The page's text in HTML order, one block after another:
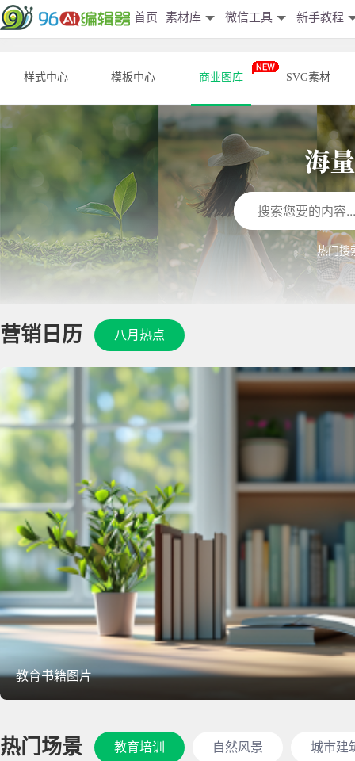
首页 素材库 微信工具 新手教程
样式中心 模板中心 商业图库 SVG素材
热门搜
营销日历 八月热点
教育书籍图片
热门场景 教育培训 自然风景 城市建